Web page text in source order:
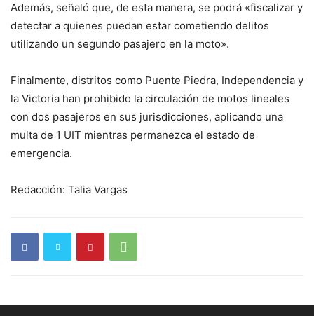
Además, señaló que, de esta manera, se podrá «fiscalizar y
detectar a quienes puedan estar cometiendo delitos
utilizando un segundo pasajero en la moto».
Finalmente, distritos como Puente Piedra, Independencia y
la Victoria han prohibido la circulación de motos lineales
con dos pasajeros en sus jurisdicciones, aplicando una
multa de 1 UIT mientras permanezca el estado de
emergencia.
Redacción: Talia Vargas